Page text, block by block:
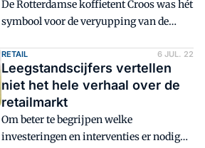
Ybema van KroesePaternotte.
De Rotterdamse koffietent Croos was hét
symbool voor de veryupping van de
Crooswijk. Nu de wijk volwassen is
geworden, moet Croos wijken voor een
megalomaan 'koffiehotel' waar niemand
in Crooswijk op zit te wachten, blogt
hoofdredacteur van Vastgoedmarkt én
inwoner van Crooswijk Servaas van der
RETAIL 6 JUL. 22
Leegstandscijfers vertellen
niet het hele verhaal over de
retailmarkt
Om beter te begrijpen welke
investeringen en interventies er nodig